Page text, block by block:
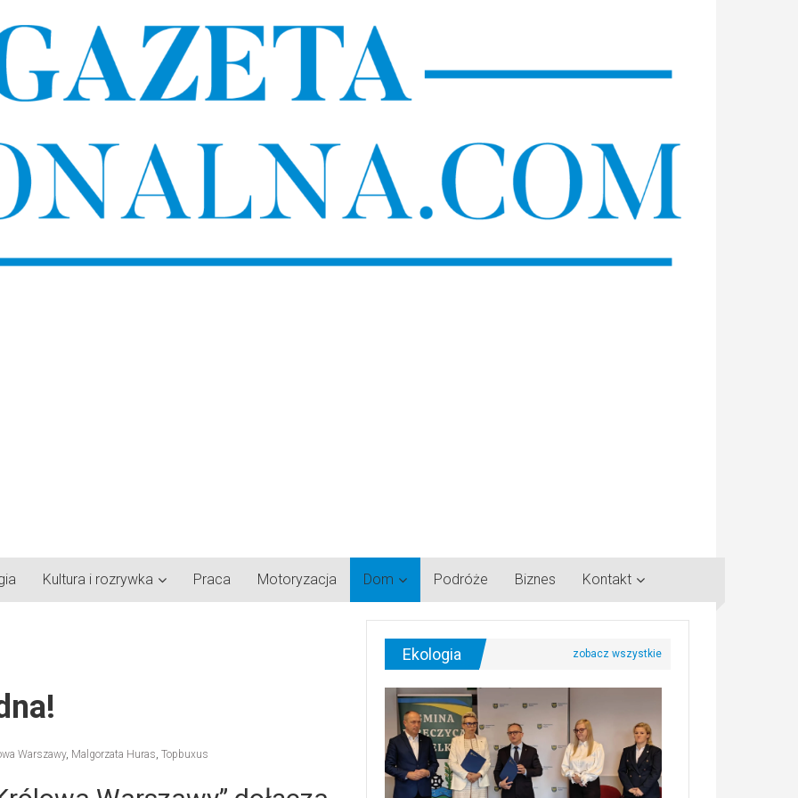
Kultura i rozrywka Praca Motoryzacja Dom Podróże Biznes Kontakt
Warszawy, Malgorzata Huras, Topbuxus
Ekologia